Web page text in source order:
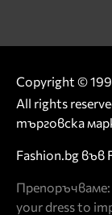
Copyright ©
All rights
търговска
Fashion.bg във
Препоръчваме:
your dress to